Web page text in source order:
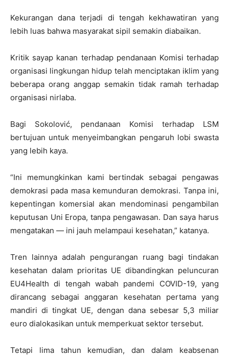
Kekurangan dana terjadi di tengah kekhawatiran yang
lebih luas bahwa masyarakat sipil semakin diabaikan.
Kritik sayap kanan terhadap pendanaan Komisi terhadap
organisasi lingkungan hidup telah menciptakan iklim yang
beberapa orang anggap semakin tidak ramah terhadap
organisasi nirlaba.
Bagi Sokolović, pendanaan Komisi terhadap LSM
bertujuan untuk menyeimbangkan pengaruh lobi swasta
yang lebih kaya.
“Ini memungkinkan kami bertindak sebagai pengawas
demokrasi pada masa kemunduran demokrasi. Tanpa ini,
kepentingan komersial akan mendominasi pengambilan
keputusan Uni Eropa, tanpa pengawasan. Dan saya harus
mengatakan — ini jauh melampaui kesehatan,” katanya.
Tren lainnya adalah pengurangan ruang bagi tindakan
kesehatan dalam prioritas UE dibandingkan peluncuran
EU4Health di tengah wabah pandemi COVID-19, yang
dirancang sebagai anggaran kesehatan pertama yang
mandiri di tingkat UE, dengan dana sebesar 5,3 miliar
euro dialokasikan untuk memperkuat sektor tersebut.
Tetapi lima tahun kemudian, dan dalam keabsenan